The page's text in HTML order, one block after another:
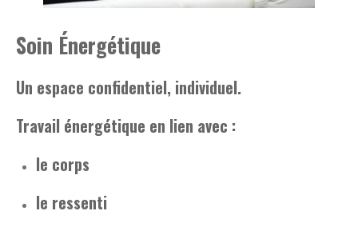
Soin Énergétique
Un espace confidentiel, individuel.
Travail énergétique en lien avec :
le corps
le ressenti